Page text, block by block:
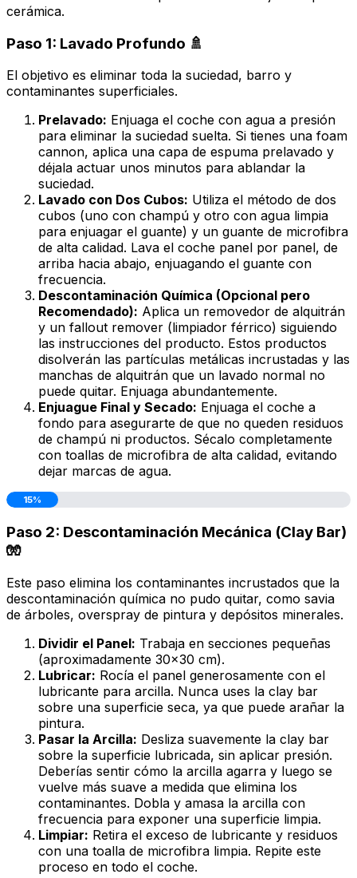
cerámica.
Paso 1: Lavado Profundo 🚿
El objetivo es eliminar toda la suciedad, barro y
contaminantes superficiales.
Prelavado: Enjuaga el coche con agua a presión
para eliminar la suciedad suelta. Si tienes una foam
cannon, aplica una capa de espuma prelavado y
déjala actuar unos minutos para ablandar la
suciedad.
Lavado con Dos Cubos: Utiliza el método de dos
cubos (uno con champú y otro con agua limpia
para enjuagar el guante) y un guante de microfibra
de alta calidad. Lava el coche panel por panel, de
arriba hacia abajo, enjuagando el guante con
frecuencia.
Descontaminación Química (Opcional pero
Recomendado): Aplica un removedor de alquitrán
y un fallout remover (limpiador férrico) siguiendo
las instrucciones del producto. Estos productos
disolverán las partículas metálicas incrustadas y las
manchas de alquitrán que un lavado normal no
puede quitar. Enjuaga abundantemente.
Enjuague Final y Secado: Enjuaga el coche a
fondo para asegurarte de que no queden residuos
de champú ni productos. Sécalo completamente
con toallas de microfibra de alta calidad, evitando
dejar marcas de agua.
15%
Paso 2: Descontaminación Mecánica (Clay Bar)
🧤
Este paso elimina los contaminantes incrustados que la
descontaminación química no pudo quitar, como savia
de árboles, overspray de pintura y depósitos minerales.
Dividir el Panel: Trabaja en secciones pequeñas
(aproximadamente 30x30 cm).
Lubricar: Rocía el panel generosamente con el
lubricante para arcilla. Nunca uses la clay bar
sobre una superficie seca, ya que puede arañar la
pintura.
Pasar la Arcilla: Desliza suavemente la clay bar
sobre la superficie lubricada, sin aplicar presión.
Deberías sentir cómo la arcilla agarra y luego se
vuelve más suave a medida que elimina los
contaminantes. Dobla y amasa la arcilla con
frecuencia para exponer una superficie limpia.
Limpiar: Retira el exceso de lubricante y residuos
con una toalla de microfibra limpia. Repite este
proceso en todo el coche.